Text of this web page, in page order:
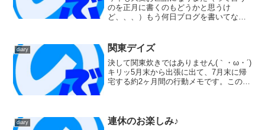
のを正月に書くのもどうかと思うけ
ど、、、）もう何日ブログを書いてない
ハ!年末は28日まで出張しておりまして、
30日まで勤...
diary 関東デイズ
決して関東炊きではありません(｀・ω・´)
キリッ5月末から出張に出て、7月末に帰
宅する約2ヶ月間の行動メモです。この夏
てだったりしま...
diary 連休のお楽しみ♪